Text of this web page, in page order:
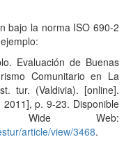
bajo la norma ISO 690-2
Evaluación de Buenas
Comunitario en La
tur. (Valdivia). [online].
p. 9-23. Disponible
Web:
article/view/3468.